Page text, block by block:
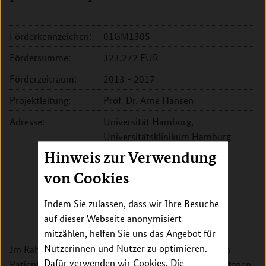
Hinweis zur Verwendung
von Cookies
Indem Sie zulassen, dass wir Ihre Besuche
auf dieser Webseite anonymisiert
mitzählen, helfen Sie uns das Angebot für
Nutzerinnen und Nutzer zu optimieren.
Dafür verwenden wir Cookies. Die
Förderkennzeichen:
01GM1305
Fördersumme:
323.272 EUR
Förderzeitraum:
2013 - 2017
Projektleitung:
Prof. Dr. Arne Hansen
Adresse:
Universität Hamburg,
Universitätsklinikum Hamburg-
Eppendorf, Institut für
Experimentelle und Klinische
Pharmakologie
20251 Hamburg
Im Rahmen dieses Vorhabens werden Hautzellen von